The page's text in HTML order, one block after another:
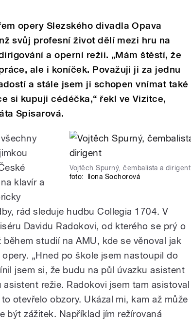
opery Slezského divadla Opava
svůj profesní život dělí mezi hru na
a operní režii. „Mám štěstí, že
ale i koníček. Považuji ji za jednu
a stále jsem ji schopen vnímat také
si kupuji cédéčka,“ řekl ve Vizitce,
Spisarová.
Vojtěch Spurný, čembalista a dirigent
foto:
Ilona Sochorová
klavír a
rád sleduje hudbu Collegia 1704. V
Davidu Radokovi, od kterého se prý o
studií na AMU, kde se věnoval jak
„Hned po škole jsem nastoupil do
jsem si, že budu na půl úvazku asistent
režie. Radokovi jsem tam asistoval
otevřelo obzory. Ukázal mi, kam až může
být zážitek. Například jím režírovaná